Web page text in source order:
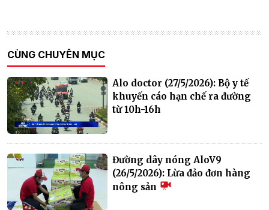
CÙNG CHUYÊN MỤC
Alo doctor (27/5/2026): Bộ y tế
khuyến cáo hạn chế ra đường
từ 10h-16h
Đường dây nóng AloV9
(26/5/2026): Lừa đảo đơn hàng
nông sản